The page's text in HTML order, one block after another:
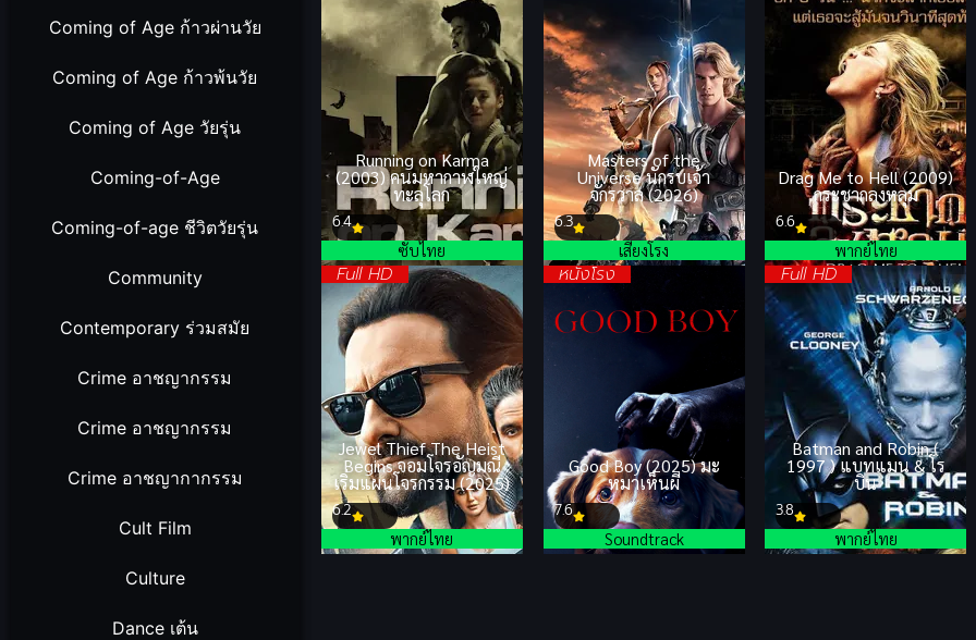
Coming of Age ก้าวผ่านวัย
Coming of Age ก้าวพ้นวัย
Coming of Age วัยรุ่น
Coming-of-Age
Coming-of-age ชีวิตวัยรุ่น
Community
Contemporary ร่วมสมัย
Crime อาชญากรรม
Crime อาชญากรรม
Crime อาชญากากรรม
Cult Film
Culture
Dance เต้น
Running on Karma
(2003) คนมหากาฬใหญ่
ทะลุโลก
6.4
ซับไทย
Masters of the
Universe นักรบเจ้า
จักรวาล (2026)
6.3
เสียงโรง
Drag Me to Hell (2009)
กระชากลงหลุม
6.6
พากย์ไทย
Full HD
Jewel Thief The Heist
Begins จอมโจรอัญมณี
เริ่มแผนโจรกรรม (2025)
6.2
พากย์ไทย
หนังโรง
Good Boy (2025) มะ
หมาเห็นผี
7.6
Soundtrack
Full HD
Batman and Robin (
1997 ) แบทแมน & โร
บิน
3.8
พากย์ไทย